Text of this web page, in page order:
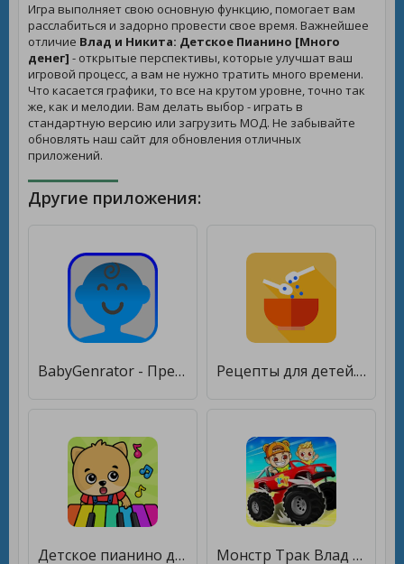
Игра выполняет свою основную функцию, помогает вам
расслабиться и задорно провести свое время. Важнейшее
отличие Влад и Никита: Детское Пианино [Много
денег] - открытые перспективы, которые улучшат ваш
игровой процесс, а вам не нужно тратить много времени.
Что касается графики, то все на крутом уровне, точно так
же, как и мелодии. Вам делать выбор - играть в
стандартную версию или загрузить МОД. Не забывайте
обновлять наш сайт для обновления отличных
приложений.
Другие приложения:
BabyGenrator - Предскажи свое будущее детское лицо [Без рекламы] Рецепты для детей. Детское меню. Питание и прикорм [Premium]
Детское пианино для малышей [Мод меню] Монстр Трак Влад и Никита [Мод меню]